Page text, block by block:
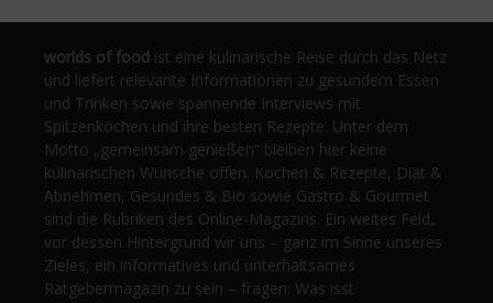
worlds of food ist eine kulinarische Reise durch das Netz
und liefert relevante Informationen zu gesundem Essen
und Trinken sowie spannende Interviews mit
Spitzenköchen und ihre besten Rezepte. Unter dem
Motto „gemeinsam genießen“ bleiben hier keine
kulinarischen Wünsche offen. Kochen & Rezepte, Diät &
Abnehmen, Gesundes & Bio sowie Gastro & Gourmet
sind die Rubriken des Online-Magazins. Ein weites Feld,
vor dessen Hintergrund wir uns – ganz im Sinne unseres
Zieles, ein informatives und unterhaltsames
Ratgebermagazin zu sein – fragen: Was isst